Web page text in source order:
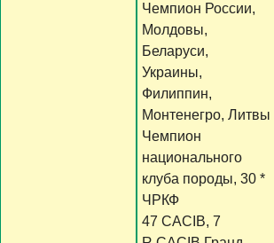
Чемпион России,
Молдовы,
Беларуси,
Украины,
Филиппин,
Монтенегро, Литвы
Чемпион
национального
клуба породы, 30 *
ЧРКФ
47 CACIB, 7